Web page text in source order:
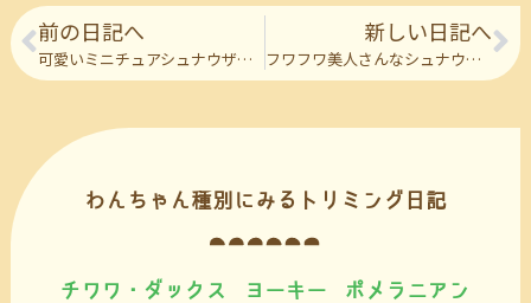
前の日記へ
可愛いミニチュアシュナウザーの彼女
新しい日記へ
フワフワ美人さんなシュナウザーの彼女
わんちゃん種別にみるトリミング日記
チワワ・ダックス ヨーキー
ポメラニアン